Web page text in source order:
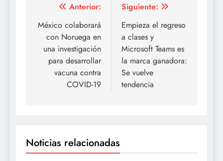
Navegación
de
entradas
Anterior:
México colaborará
con Noruega en
una investigación
para desarrollar
vacuna contra
COVID-19
Siguiente:
Empieza el regreso
a clases y
Microsoft Teams es
la marca ganadora:
Se vuelve
tendencia
Noticias relacionadas